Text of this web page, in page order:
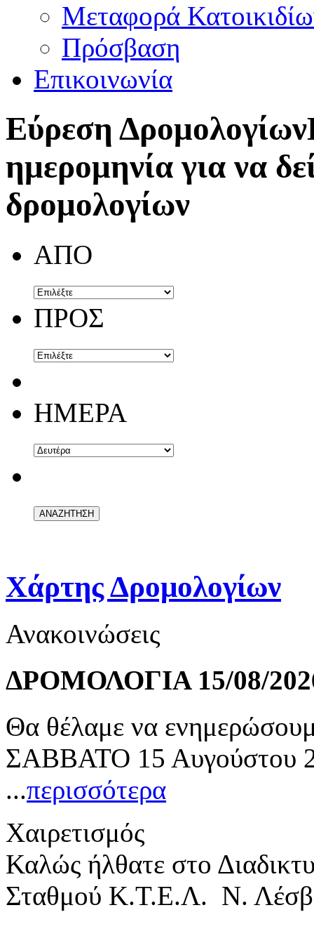
Μεταφορά
Πρόσβαση
Επικοινωνία
Εύρεση Δρομολογίων
ημερομηνία για να
δρομολογίων
ΑΠΟ
ΠΡΟΣ
ΗΜΕΡΑ
Χάρτης Δρομολογίων
Ανακοινώσεις
ΔΡΟΜΟΛΟΓΙΑ 15/08/
Θα θέλαμε να
ΣΑΒΒΑΤΟ 15 Αυγούστου
...περισσότερα
Χαιρετισμός
Καλώς ήλθατε στο
Σταθμού Κ.Τ.Ε.Λ. Ν.